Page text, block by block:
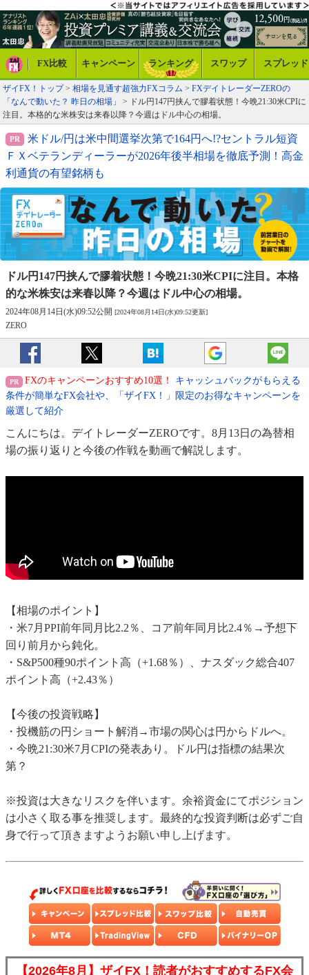
FX比較 キャンペーン ランキング スワップ スプレッド
ザイFX！トップ> 相場を見通す超強力FXコラム > FXデイトレーダーZEROの
「なんで動いた？ 昨日の相場」
> ドル円147円挟んで膠着状態！今晩21:30米CPIに
注目。本格的な米株安は来春以降？今週はドル中心の相場。
米ドル/円は米中間選挙次第で164円へ!?セントラル短資
ＦＸベテランディーラーが2026年後半相場を徹底予測！高金
利通貨の有望銘柄も
ドル円147円挟んで膠着状態！今晩21:30米CPIに注目。 本格
的な米株安は来春以降？今週はドル中心の相場。
2024年08月14日(水)09:52公開 [2024年08月14日(水)09:52更新]
ZERO
FXのキャンペーンおすすめ10選！
キャッシュバックがもらえる
条件が簡単なFX会社や、「ザイFX！」限定のお得なキャンペーンを
厳選して紹介
こんにちは。デイトレーダーZEROです。8月13日の為替相
場の振り返りと今後の作戦を動画で解説します。
【相場のポイント】
・米7月PPI前年同月比2.2％、コア前年同月比2.4％→予想下
回り前月から鈍化。
・S&P500種90ポイント高（+1.68％）、ナスダック総合407
ポイント高（+2.43％）
【今後の投資戦略】
・投機筋の円ショート解消→市場の関心は円からドルへ。
・今晩21:30米7月CPIの発表あり。ドル円は指標の結果次
第？
※投資は大きなリスクを伴います。余裕資金にてポジション
は小さく取る事を推奨します。最終的な投資判断は必ずご自
身で行って頂きますようお願い申し上げます。
【2026年8月】ザイFX！読者がおすすめするFX会